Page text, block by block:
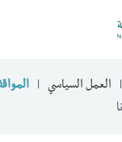
العمل السياسي